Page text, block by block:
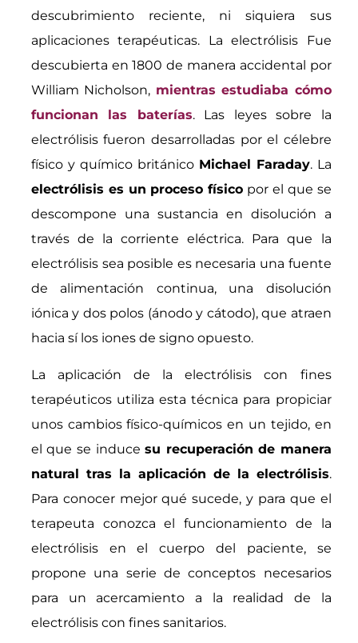
descubrimiento reciente, ni siquiera sus
aplicaciones terapéuticas. La electrólisis Fue
descubierta en 1800 de manera accidental por
William Nicholson, mientras estudiaba cómo
funcionan las baterías. Las leyes sobre la
electrólisis fueron desarrolladas por el célebre
físico y químico británico Michael Faraday. La
electrólisis es un proceso físico por el que se
descompone una sustancia en disolución a
través de la corriente eléctrica. Para que la
electrólisis sea posible es necesaria una fuente
de alimentación continua, una disolución
iónica y dos polos (ánodo y cátodo), que atraen
hacia sí los iones de signo opuesto.
La aplicación de la electrólisis con fines
terapéuticos utiliza esta técnica para propiciar
unos cambios físico-químicos en un tejido, en
el que se inducesu recuperación de manera
natural tras la aplicación de la electrólisis.
Para conocer mejor qué sucede, y para que el
terapeuta conozca el funcionamiento de la
electrólisis en el cuerpo del paciente, se
propone una serie de conceptos necesarios
para un acercamiento a la realidad de la
electrólisis con fines sanitarios.